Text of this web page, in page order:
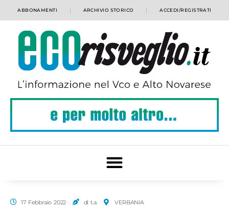
ABBONAMENTI ARCHIVIO STORICO ACCEDI/REGISTRATI
17 Febbraio 2022 di t.a. VERBANIA